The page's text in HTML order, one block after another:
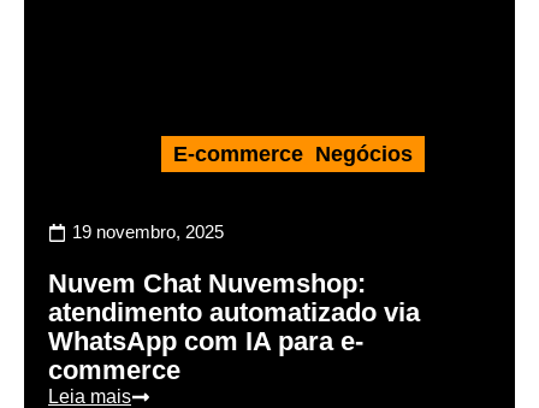
E-commerce, Negócios
19 novembro, 2025
Nuvem Chat Nuvemshop:
atendimento automatizado via
WhatsApp com IA para e-
commerce
Leia mais